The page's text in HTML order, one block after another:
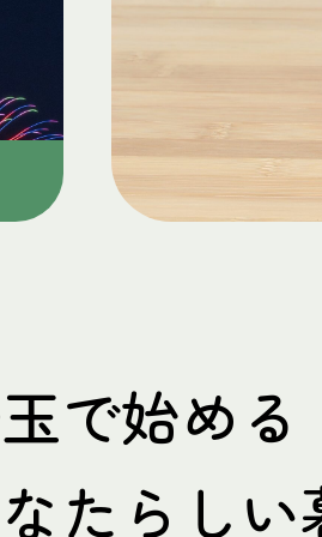
で始める
たらし